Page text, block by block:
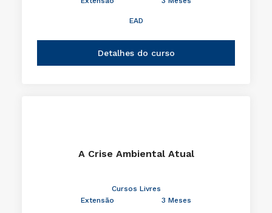
EAD
Detalhes do curso
A Crise Ambiental Atual
Cursos Livres
Extensão
3 Meses